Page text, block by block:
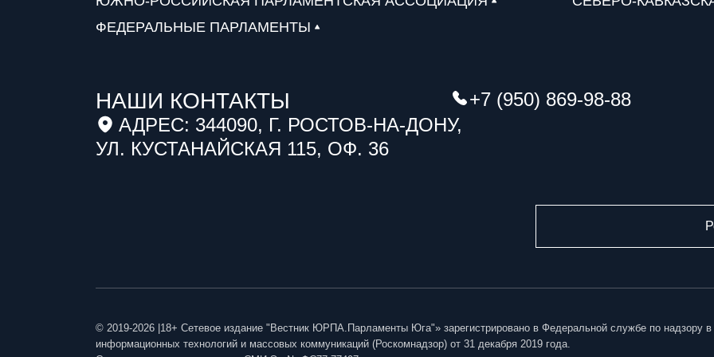
ФЕДЕРАЛЬНЫЕ ПАРЛАМЕНТЫ
НАШИ КОНТАКТЫ +7 (950) 869-98-88
АДРЕС: 344090, Г. РОСТОВ-НА-ДОНУ,
УЛ. КУСТАНАЙСКАЯ 115, ОФ. 36
© 2019-2026 |18+ Сетевое издание "Вестник ЮРПА.Парламенты Юга"» зарегистрировано в Федеральной службе по надзору
информационных технологий и массовых коммуникаций (Роскомнадзор) от 31 декабря 2019 года.